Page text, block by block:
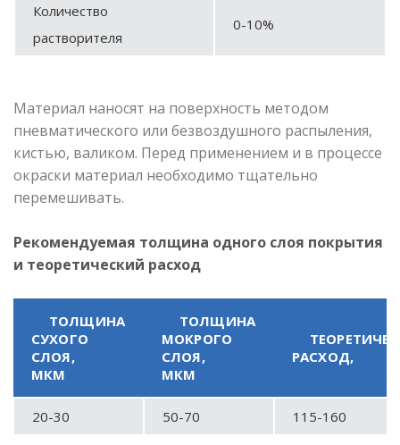
Количество
растворителя
0-10%
Материал наносят на поверхность методом
пневматического или безвоздушного распыления,
кистью, валиком. Перед применением и в процессе
окраски материал необходимо тщательно
перемешивать.
Рекомендуемая толщина одного слоя покрытия
и теоретический расход
ТОЛЩИНА
СУХОГО
СЛОЯ,
МКМ
ТОЛЩИНА
МОКРОГО
СЛОЯ,
МКМ
РАСХОД,
20-30 50-70 115-160